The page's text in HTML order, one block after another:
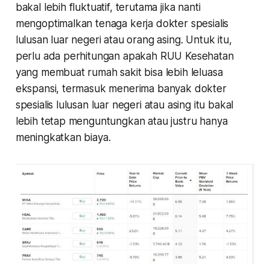
bakal lebih fluktuatif, terutama jika nanti
mengoptimalkan tenaga kerja dokter spesialis
lulusan luar negeri atau orang asing. Untuk itu,
perlu ada perhitungan apakah RUU Kesehatan
yang membuat rumah sakit bisa lebih leluasa
ekspansi, termasuk menerima banyak dokter
spesialis lulusan luar negeri atau asing itu bakal
lebih tetap menguntungkan atau justru hanya
meningkatkan biaya.